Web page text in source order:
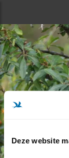
Deze website